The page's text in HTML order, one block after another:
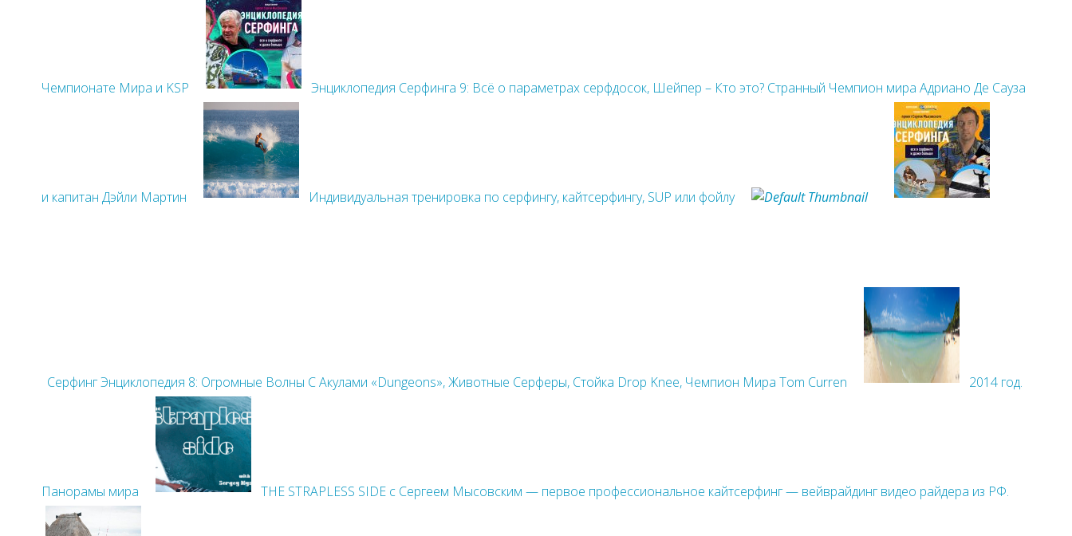
Чемпионате Мира и KSP Энциклопедия Cерфинга 9: Всё о параметрах серфдосок, Шейпер – Кто это? Странный Чемпион мира Адриано Де Сауза
и капитан Дэйли Мартин Индивидуальная тренировка по серфингу, кайтсерфингу, SUP или фойлу
Cерфинг Энциклопедия 8: Огромные Волны С Акулами «Dungeons», Животные Серферы, Стойка Drop Knee, Чемпион Мира Tom Curren 2014 год.
Панорамы мира THE STRAPLESS SIDE с Сергеем Мысовским — первое профессиональное кайтсерфинг — вейврайдинг видео райдера из РФ.